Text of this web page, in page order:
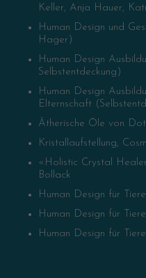
Keller, Anja Hauer,
Human Design und
Hager)
Human Design
Selbstentdeckung)
Human Design
Elternschaft
Ätherische Öle von
Kristallaufstellung,
«Holistic Crystal
Bollack
Human Design für
Human Design für
Human Design für